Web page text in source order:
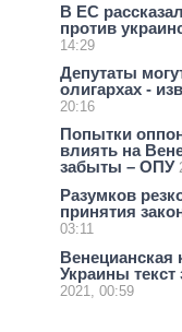
В ЕС
против
14:29
Депутаты
олигархах -
20:16
Попытки
влиять на
забыты – ОПУ
Разумков
принятия
03:11
Венецианская
Украины текст
2021, 00:59